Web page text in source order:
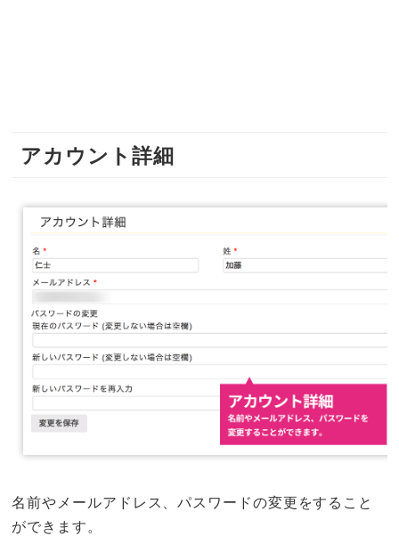
アカウント詳細
名前やメールアドレス、パスワードの変更をすること
ができます。